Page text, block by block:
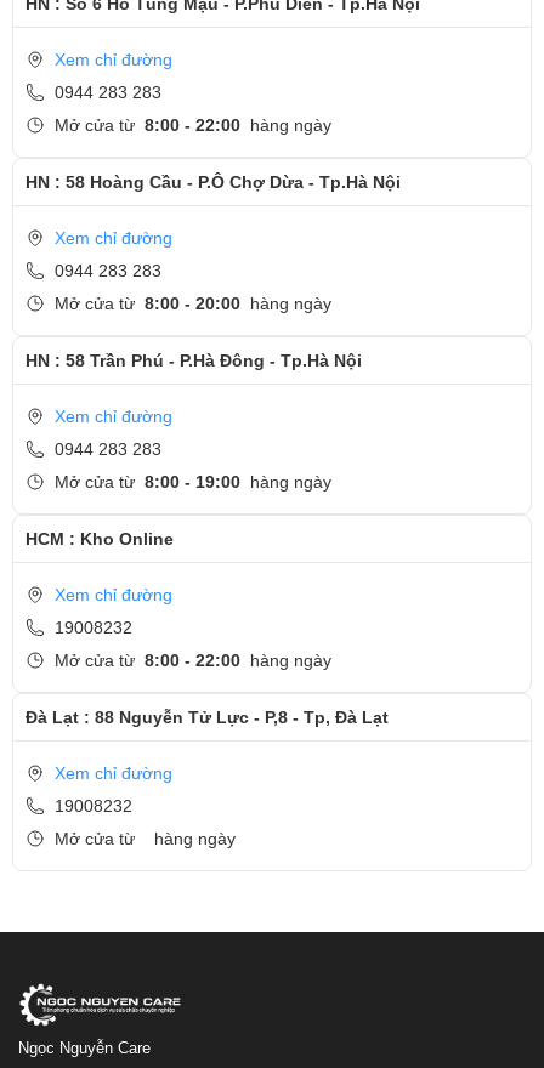
Xem chỉ đường
0944 283 283
Mở cửa từ 8:00 - 22:00 hàng ngày
HN : 58 Hoàng Cầu - P.Ô Chợ Dừa - Tp.Hà Nội
Xem chỉ đường
0944 283 283
Mở cửa từ 8:00 - 20:00 hàng ngày
HN : 58 Trần Phú - P.Hà Đông - Tp.Hà Nội
Xem chỉ đường
0944 283 283
Mở cửa từ 8:00 - 19:00 hàng ngày
HCM : Kho Online
Xem chỉ đường
19008232
Mở cửa từ 8:00 - 22:00 hàng ngày
Đà Lạt : 88 Nguyễn Tử Lực - P,8 - Tp, Đà Lạt
Xem chỉ đường
19008232
Mở cửa từ
hàng ngày
Ngọc Nguyễn Care